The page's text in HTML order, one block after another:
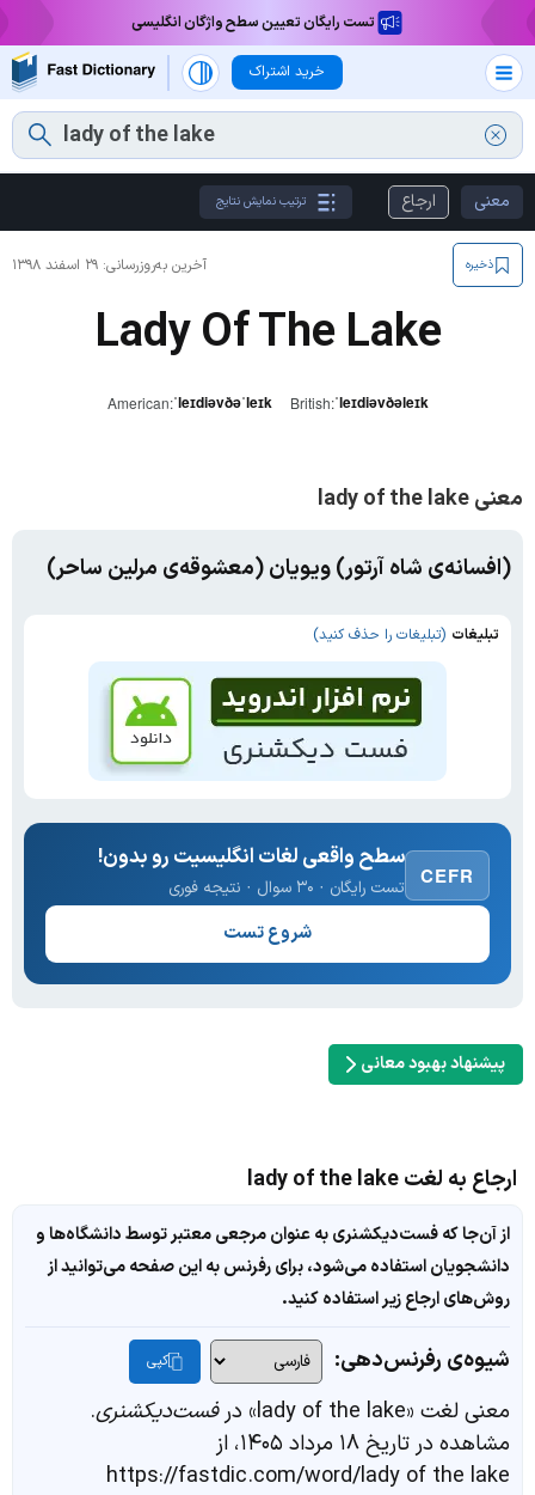
تست رایگان تعیین سطح واژگان انگلیسی
خرید اشتراک
معنی ارجاع ترتیب نمایش نتایج
آخرین به‌روزرسانی: ۲۹ اسفند ۱۳۹۸ ذخیره
Lady Of The Lake
American:ˈleɪdiəvðəˈleɪk British:ˈleɪdiəvðəleɪk
معنی lady of the lake
(افسانه‌ی شاه آرتور) ویویان (معشوقه‌ی مرلین ساحر)
تبلیغات (تبلیغات را حذف کنید)
CEFR
سطح واقعی لغات انگلیسیت رو بدون!
تست رایگان · ۳۰ سوال · نتیجه فوری
شروع تست
پیشنهاد بهبود معانی
ارجاع به لغت lady of the lake
از آن‌جا که فست‌دیکشنری به عنوان مرجعی معتبر توسط دانشگاه‌ها و
دانشجویان استفاده می‌شود، برای رفرنس به این صفحه می‌توانید از
روش‌های ارجاع زیر استفاده کنید.
شیوه‌ی رفرنس‌دهی: کپی
معنی لغت «lady of the lake» در فست‌دیکشنری.
مشاهده در تاریخ ۱۸ مرداد ۱۴۰۵، از
https://fastdic.com/word/lady of the lake